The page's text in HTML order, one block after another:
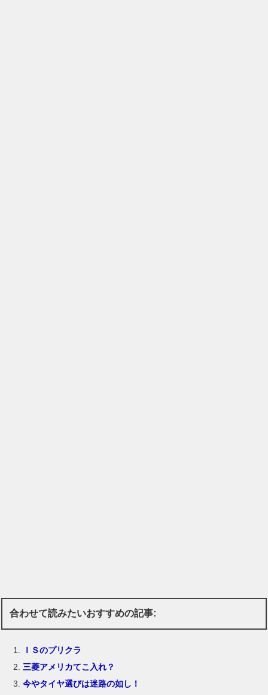
合わせて読みたいおすすめの記事:
ＩＳのプリクラ
三菱アメリカてこ入れ？
今やタイヤ選びは迷路の如し！